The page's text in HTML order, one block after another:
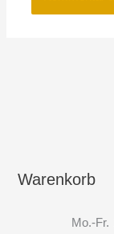
Warenkorb
Mo.-Fr.